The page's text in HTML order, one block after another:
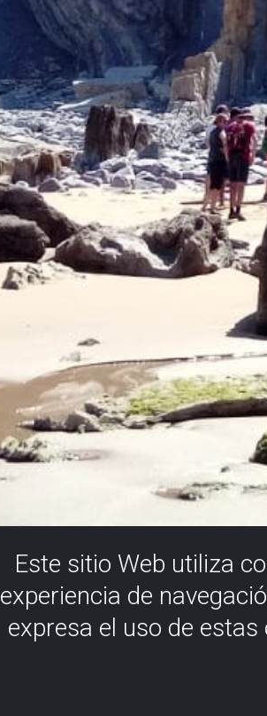
Este sitio Web utiliza
experiencia de
expresa el uso de